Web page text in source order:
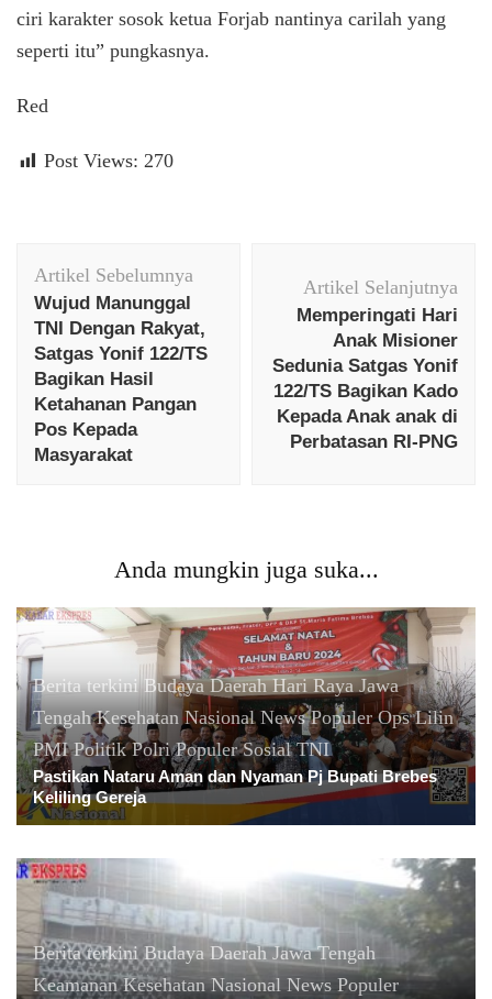
ciri karakter sosok ketua Forjab nantinya carilah yang
seperti itu” pungkasnya.
Red
Post Views: 270
Artikel
Artikel Sebelumnya
Wujud Manunggal
TNI Dengan Rakyat,
Satgas Yonif 122/TS
Bagikan Hasil
Ketahanan Pangan
Pos Kepada
Masyarakat
Artikel Selanjutnya
Memperingati Hari
Anak Misioner
Sedunia Satgas Yonif
122/TS Bagikan Kado
Kepada Anak anak di
Perbatasan RI-PNG
Anda mungkin juga suka...
Berita terkini Budaya Daerah Hari Raya Jawa
Tengah Kesehatan Nasional News Populer Ops Lilin
PMI Politik Polri Populer Sosial TNI
Pastikan Nataru Aman dan Nyaman Pj Bupati Brebes
Keliling Gereja
Berita terkini Budaya Daerah Jawa Tengah
Keamanan Kesehatan Nasional News Populer